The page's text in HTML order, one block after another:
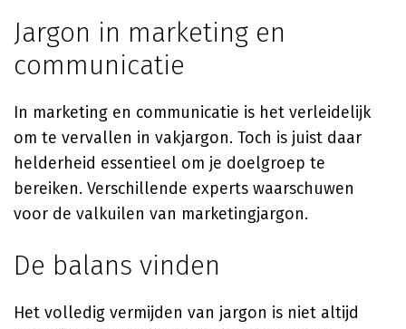
Jargon in marketing en
communicatie
In marketing en communicatie is het verleidelijk
om te vervallen in vakjargon. Toch is juist daar
helderheid essentieel om je doelgroep te
bereiken. Verschillende experts waarschuwen
voor de valkuilen van marketingjargon.
De balans vinden
Het volledig vermijden van jargon is niet altijd